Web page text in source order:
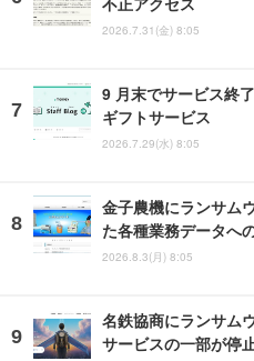
2026.7.31(金) 8:05
9 月末でサービス終
ギフトサービス
2026.7.29(水) 8:05
金子農機にランサム
た各種業務データへ
2026.8.3(月) 8:05
名鉄協商にランサム
サービスの一部が停